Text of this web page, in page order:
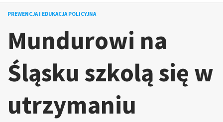
PREWENCJA I EDUKACJA POLICYJNA
Mundurowi na
Śląsku szkolą się w
utrzymaniu